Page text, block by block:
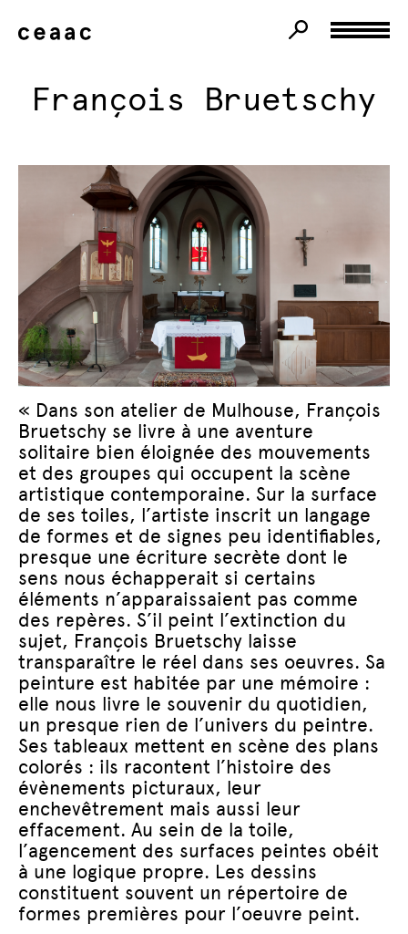
François Bruetschy
« Dans son atelier de Mulhouse, François
Bruetschy se livre à une aventure
solitaire bien éloignée des mouvements
et des groupes qui occupent la scène
artistique contemporaine. Sur la surface
de ses toiles, l’artiste inscrit un langage
de formes et de signes peu identifiables,
presque une écriture secrète dont le
sens nous échapperait si certains
éléments n’apparaissaient pas comme
des repères. S’il peint l’extinction du
sujet, François Bruetschy laisse
transparaître le réel dans ses oeuvres. Sa
peinture est habitée par une mémoire :
elle nous livre le souvenir du quotidien,
un presque rien de l’univers du peintre.
Ses tableaux mettent en scène des plans
colorés : ils racontent l’histoire des
évènements picturaux, leur
enchevêtrement mais aussi leur
effacement. Au sein de la toile,
l’agencement des surfaces peintes obéit
à une logique propre. Les dessins
constituent souvent un répertoire de
formes premières pour l’oeuvre peint.